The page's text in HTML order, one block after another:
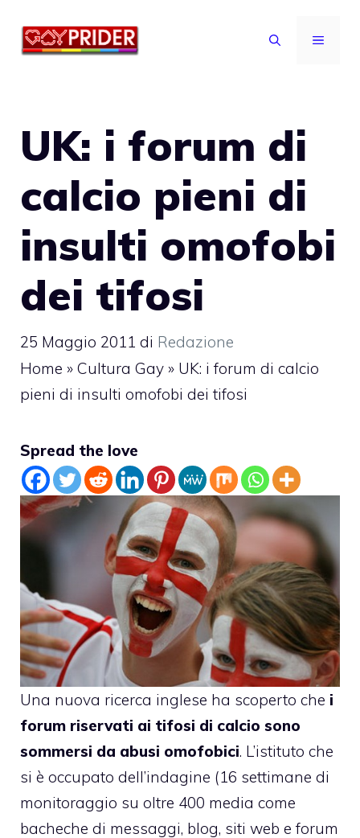
MENU
UK: i forum di
calcio pieni di
insulti omofobi
dei tifosi
25 Maggio 2011 di Redazione
Home » Cultura Gay » UK: i forum di calcio
pieni di insulti omofobi dei tifosi
Spread the love
Una nuova ricerca inglese ha scoperto che i
forum riservati ai tifosi di calcio sono
sommersi da abusi omofobici. L’istituto che
si è occupato dell’indagine (16 settimane di
monitoraggio su oltre 400 media come
bacheche di messaggi, blog, siti web e forum